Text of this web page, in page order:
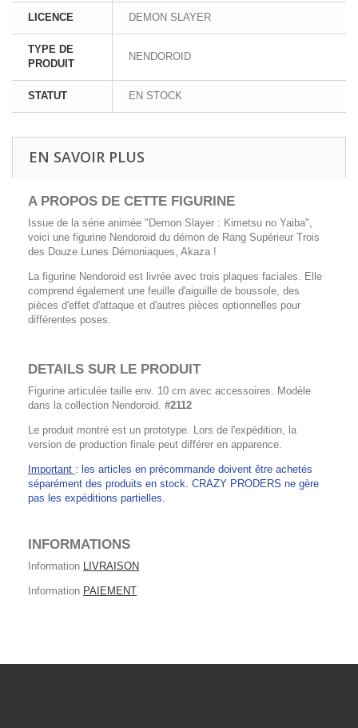
LICENCE DEMON SLAYER
TYPE DE
PRODUIT
NENDOROID
STATUT EN STOCK
EN SAVOIR PLUS
A PROPOS DE CETTE FIGURINE
Issue de la série animée "Demon Slayer : Kimetsu no Yaiba",
voici une figurine Nendoroid du démon de Rang Supérieur Trois
des Douze Lunes Démoniaques, Akaza !
La figurine Nendoroid est livrée avec trois plaques faciales. Elle
comprend également une feuille d'aiguille de boussole, des
pièces d'effet d'attaque et d'autres pièces optionnelles pour
différentes poses.
DETAILS SUR LE PRODUIT
Figurine articulée taille env. 10 cm avec accessoires. Modèle
dans la collection Nendoroid. #2112
Le produit montré est un prototype. Lors de l'expédition, la
version de production finale peut différer en apparence.
Important : les articles en précommande doivent être achetés
séparément des produits en stock. CRAZY PRODERS ne gère
pas les expéditions partielles.
INFORMATIONS
Information LIVRAISON
Information PAIEMENT